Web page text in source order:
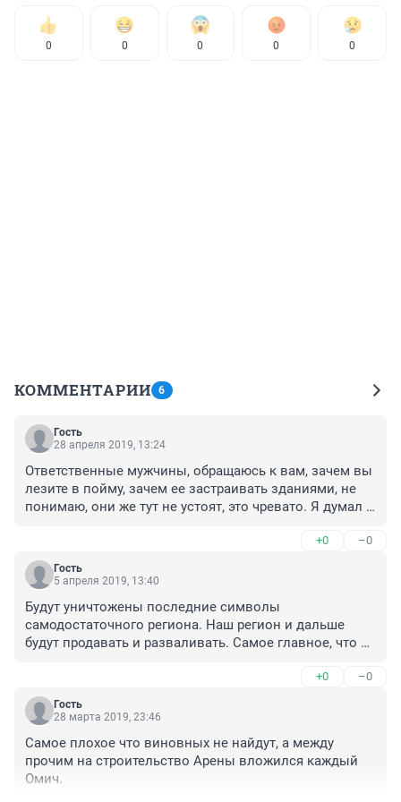
0 0 0 0 0
КОММЕНТАРИИ 6
Гость
28 апреля 2019, 13:24
Ответственные мужчины, обращаюсь к вам, зачем вы
лезите в пойму, зачем ее застраивать зданиями, не
понимаю, они же тут не устоят, это чревато. Я думал и
хвойными и деревьями-насосасами-влаголюбимыми
(как это делалось в Сочи нашими
было заболоченных пространств), разбив там парки,
только не забывать финансировать омских
садовников которые бы за этим всем следили бы,
красота. Зачем менять те стандарты и допуски по
возведению зданий на грунтах, что бы озолотиться и
насрать на приобретателей этих якобы близких у
водоемов пристижных квадратнных метров. Это
уловки от маркетинга - опасные игры. Не считаю
правильным решение ни тогда ни сейчас строить в
+0 –0
Гость
5 апреля 2019, 13:40
Будут уничтожены последние символы
самодостаточного региона. Наш регион и дальше
будут продавать и разваливать. Самое главное, что
+0 –0
Гость
28 марта 2019, 23:46
Самое плохое что виновных не найдут, а между
прочим на строительство Арены вложился каждый
Омич.